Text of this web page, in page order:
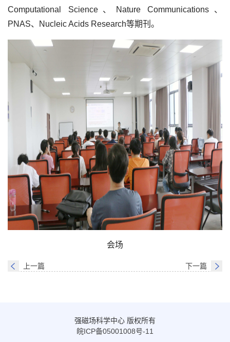
Computational Science、Nature Communications、
PNAS、Nucleic Acids Research等期刊。
会场
上一篇 下一篇
强磁场科学中心 版权所有
皖ICP备05001008号-11